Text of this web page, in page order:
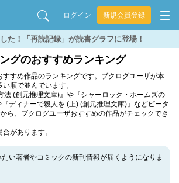
ログイン 新規会員登録
た！「再読記録」が読書グラフに登場！
グのおすすめランキング
すすめ作品のランキングです。ブクログユーザが本
順で並んでいます。
法 (創元推理文庫)』や『シャーロック・ホームズの
ディナーで殺人を (上) (創元推理文庫)』などピータ
ら、ブクログユーザおすすめの作品がチェックでき
があります。
い著者やコミックの新刊情報が届くようになりま